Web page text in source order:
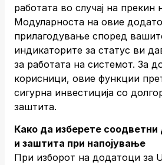
работата во случај на прекин
Модуларноста на овие
прилагодување според
индикаторите за статус ви
за работата на системот. За
корисници, овие функции
сигурна инвестиција со
заштита.
Како да изберете соодветни
и заштита при напојување
При изборот на додатоци за